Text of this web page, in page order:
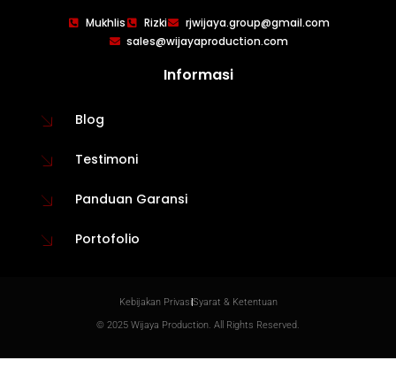
Mukhlis Rizki
rjwijaya.group@gmail.com
sales@wijayaproduction.com
Informasi
Blog
Testimoni
Panduan Garansi
Portofolio
Kebijakan PrivasiSyarat & Ketentuan
© 2025 Wijaya Production. All Rights Reserved.